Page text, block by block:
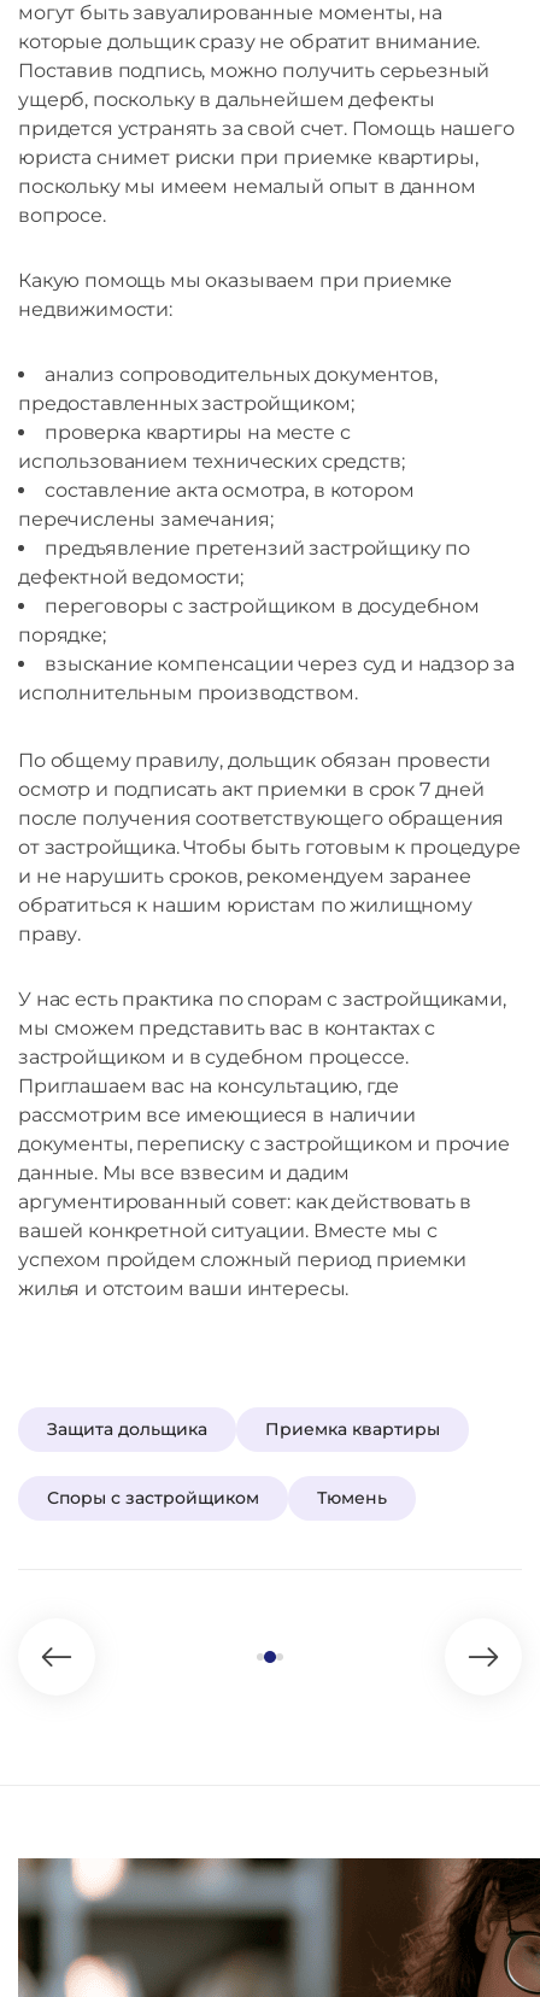
могут быть завуалированные моменты, на
которые дольщик сразу не обратит внимание.
Поставив подпись, можно получить серьезный
ущерб, поскольку в дальнейшем дефекты
придется устранять за свой счет. Помощь нашего
юриста снимет риски при приемке квартиры,
поскольку мы имеем немалый опыт в данном
вопросе.
Какую помощь мы оказываем при приемке
недвижимости:
анализ сопроводительных документов,
предоставленных застройщиком;
проверка квартиры на месте с
использованием технических средств;
составление акта осмотра, в котором
перечислены замечания;
предъявление претензий застройщику по
дефектной ведомости;
переговоры с застройщиком в досудебном
порядке;
взыскание компенсации через суд и надзор за
исполнительным производством.
По общему правилу, дольщик обязан провести
осмотр и подписать акт приемки в срок 7 дней
после получения соответствующего обращения
от застройщика. Чтобы быть готовым к процедуре
и не нарушить сроков, рекомендуем заранее
обратиться к нашим юристам по жилищному
праву.
У нас есть практика по спорам с застройщиками,
мы сможем представить вас в контактах с
застройщиком и в судебном процессе.
Приглашаем вас на консультацию, где
рассмотрим все имеющиеся в наличии
документы, переписку с застройщиком и прочие
данные. Мы все взвесим и дадим
аргументированный совет: как действовать в
вашей конкретной ситуации. Вместе мы с
успехом пройдем сложный период приемки
жилья и отстоим ваши интересы.
Защита дольщика Приемка квартиры
Споры с застройщиком Тюмень